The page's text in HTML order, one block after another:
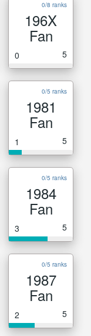
0/8 ranks
196X
Fan
0 5
0/5 ranks
1981
Fan
1 5
0/5 ranks
1984
Fan
3 5
0/5 ranks
1987
Fan
2 5